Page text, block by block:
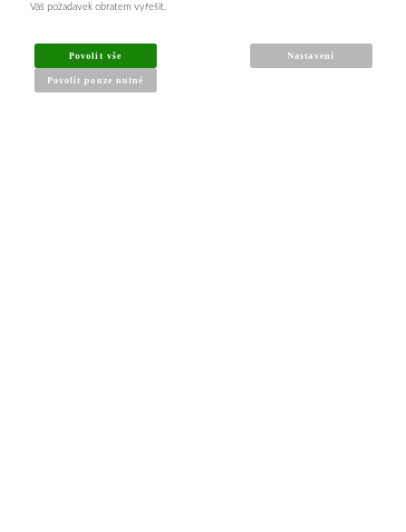
Váš požadavek obratem vyřešit.
Povolit vše
Povolit pouze nutné
Nastavení